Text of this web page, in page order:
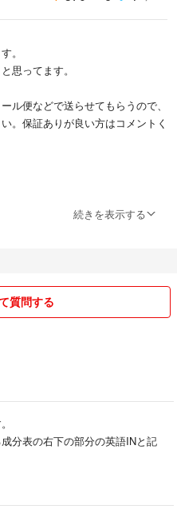
。
思ってます。
ル便などで送らせてもらうので、
。保証ありが良い方はコメントく
ださい。
で、売り切れてしまう場合もあり
続きを表示する
質問する
分表の右下の部分の英語INと記